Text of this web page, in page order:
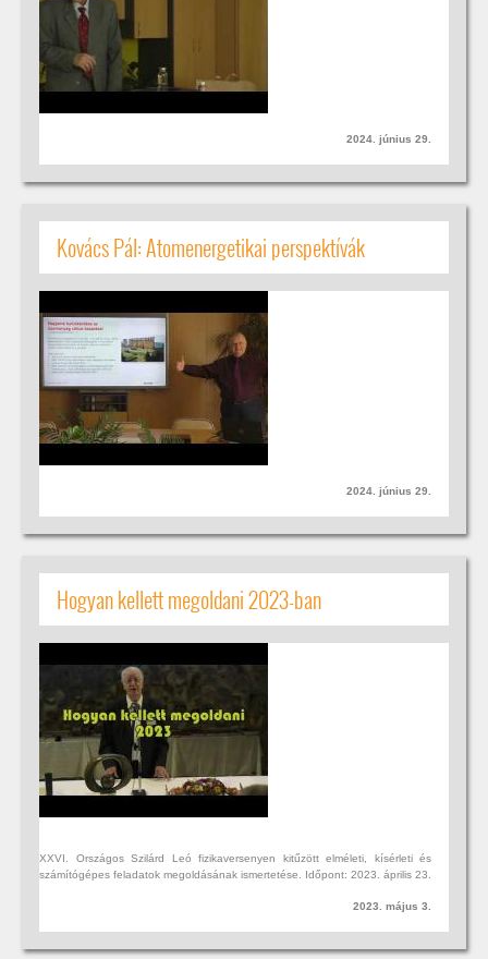
2024. június 29.
Kovács Pál: Atomenergetikai perspektívák
2024. június 29.
Hogyan kellett megoldani 2023-ban
XXVI. Országos Szilárd Leó fizikaversenyen kitűzött elméleti, kísérleti és
számítógépes feladatok megoldásának ismertetése. Időpont: 2023. április 23.
2023. május 3.